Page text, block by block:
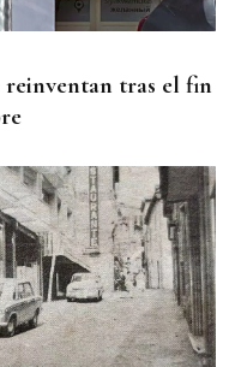
reinventan tras el fin